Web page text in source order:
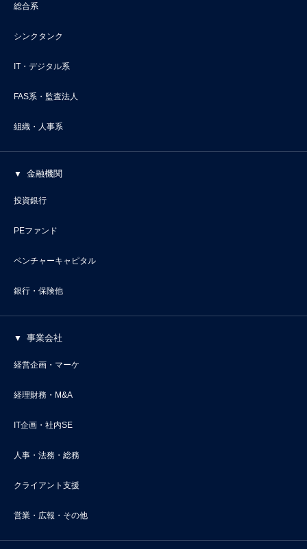
総合系
シンクタンク
IT・デジタル系
FAS系・監査法人
組織・人事系
金融機関
投資銀行
PEファンド
ベンチャーキャピタル
銀行・保険他
事業会社
経営企画・マーケ
経理財務・M&A
IT企画・社内SE
人事・法務・総務
クライアント支援
営業・広報・その他